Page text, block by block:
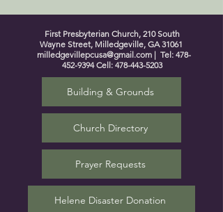
First Presbyterian Church, 210 South
Wayne Street, Milledgeville, GA 31061
milledgevillepcusa@gmail.com | Tel: 478-
452-9394Cell: 478-443-5203
Building & Grounds
Church Directory
Prayer Requests
Helene Disaster Donation